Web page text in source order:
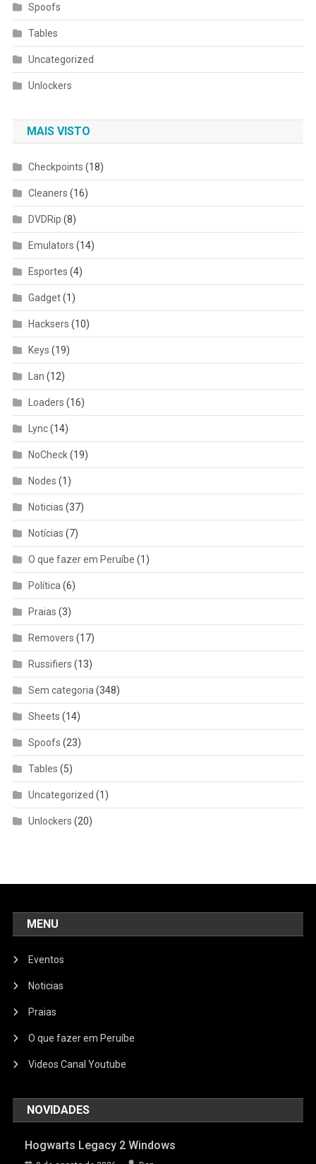
Spoofs
Tables
Uncategorized
Unlockers
MAIS VISTO
Checkpoints (18)
Cleaners (16)
DVDRip (8)
Emulators (14)
Esportes (4)
Gadget(1)
Hacksers (10)
Keys (19)
Lan (12)
Loaders (16)
Lync(14)
NoCheck(19)
Nodes (1)
Noticias (37)
Notícias (7)
O que fazer em Peruíbe (1)
Política (6)
Praias (3)
Removers (17)
Russifiers (13)
Sem categoria (348)
Sheets (14)
Spoofs (23)
Tables (5)
Uncategorized (1)
Unlockers (20)
MENU
Eventos
Noticias
Praias
O que fazer em Peruíbe
Videos Canal Youtube
NOVIDADES
Hogwarts Legacy 2 Windows